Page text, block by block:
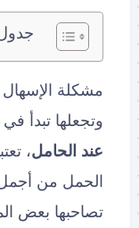
مشكلة الإسهال
وتجعلها تبدأ
عند الحامل،
الحمل من أجمل
تصاحبها بعض